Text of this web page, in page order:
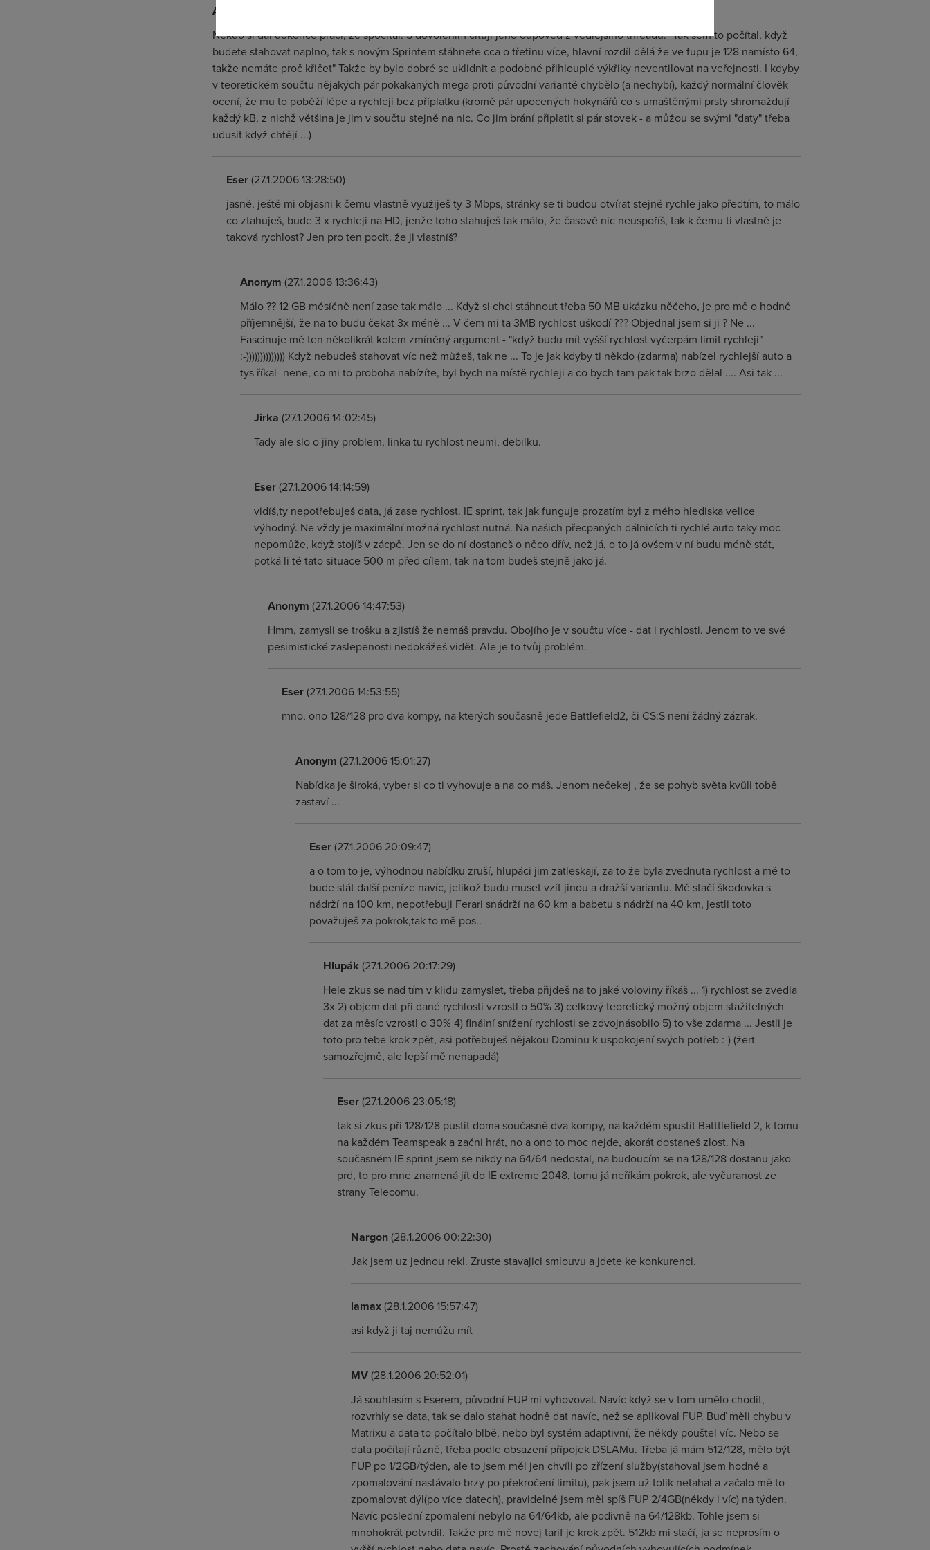
Anonym
Někdo si dal dokonce práci, že spočítal. S dovolením cituji jeho odpoved z vedlejšího threadu: "Tak sem to počítal, když
budete stahovat naplno, tak s novým Sprintem stáhnete cca o třetinu více, hlavní rozdíl dělá že ve fupu je 128 namísto 64,
takže nemáte proč křičet" Takže by bylo dobré se uklidnit a podobné přihlouplé výkřiky neventilovat na veřejnosti. I kdyby
v teoretickém součtu nějakých pár pokakaných mega proti původní variantě chybělo (a nechybí), každý normální člověk
ocení, že mu to poběží lépe a rychleji bez příplatku (kromě pár upocených hokynářů co s umaštěnými prsty shromaždují
každý kB, z nichž většina je jim v součtu stejně na nic. Co jim brání připlatit si pár stovek - a můžou se svými "daty" třeba
udusit když chtějí ...)
Eser(27.1.2006 13:28:50)
jasně, ještě mi objasni k čemu vlastně využiješ ty 3 Mbps, stránky se ti budou otvírat stejně rychle jako předtím, to málo
co ztahuješ, bude 3 x rychleji na HD, jenže toho stahuješ tak málo, že časově nic neuspoříš, tak k čemu ti vlastně je
taková rychlost? Jen pro ten pocit, že ji vlastníš?
Anonym (27.1.2006 13:36:43)
Málo ?? 12 GB měsíčně není zase tak málo ... Když si chci stáhnout třeba 50 MB ukázku něčeho, je pro mě o hodně
příjemnější, že na to budu čekat 3x méně ... V čem mi ta 3MB rychlost uškodí ??? Objednal jsem si ji ? Ne ...
Fascinuje mě ten několikrát kolem zmíněný argument - "když budu mít vyšší rychlost vyčerpám limit rychleji"
:-)))))))))))))) Když nebudeš stahovat víc než můžeš, tak ne ... To je jak kdyby ti někdo (zdarma) nabízel rychlejší auto a
tys říkal- nene, co mi to proboha nabízíte, byl bych na místě rychleji a co bych tam pak tak brzo dělal .... Asi tak ...
Jirka (27.1.2006 14:02:45)
Tady ale slo o jiny problem, linka tu rychlost neumi, debilku.
Eser(27.1.2006 14:14:59)
vidíš,ty nepotřebuješ data, já zase rychlost. IE sprint, tak jak funguje prozatím byl z mého hlediska velice
výhodný. Ne vždy je maximální možná rychlost nutná. Na našich přecpaných dálnicích ti rychlé auto taky moc
nepomůže, když stojíš v zácpě. Jen se do ní dostaneš o něco dřív, než já, o to já ovšem v ní budu méně stát,
potká li tě tato situace 500 m před cílem, tak na tom budeš stejně jako já.
Anonym (27.1.2006 14:47:53)
Hmm, zamysli se trošku a zjistíš že nemáš pravdu. Obojího je v součtu více - dat i rychlosti. Jenom to ve své
pesimistické zaslepenosti nedokážeš vidět. Ale je to tvůj problém.
Eser(27.1.2006 14:53:55)
mno, ono 128/128 pro dva kompy, na kterých současně jede Battlefield2, či CS:S není žádný zázrak.
Anonym (27.1.2006 15:01:27)
Nabídka je široká, vyber si co ti vyhovuje a na co máš. Jenom nečekej , že se pohyb světa kvůli tobě
zastaví ...
Eser(27.1.2006 20:09:47)
a o tom to je, výhodnou nabídku zruší, hlupáci jim zatleskají, za to že byla zvednuta rychlost a mě to
bude stát další peníze navíc, jelikož budu muset vzít jinou a dražší variantu. Mě stačí škodovka s
nádrží na 100 km, nepotřebuji Ferari snádrží na 60 km a babetu s nádrží na 40 km, jestli toto
považuješ za pokrok,tak to mě pos..
Hlupák (27.1.2006 20:17:29)
Hele zkus se nad tím v klidu zamyslet, třeba přijdeš na to jaké voloviny říkáš ... 1) rychlost se zvedla
3x 2) objem dat při dané rychlosti vzrostl o 50% 3) celkový teoretický možný objem stažitelných
dat za měsíc vzrostl o 30% 4) finální snížení rychlosti se zdvojnásobilo 5) to vše zdarma ... Jestli je
toto pro tebe krok zpět, asi potřebuješ nějakou Dominu k uspokojení svých potřeb :-) (žert
samozřejmě, ale lepší mě nenapadá)
Eser(27.1.2006 23:05:18)
tak si zkus při 128/128 pustit doma současně dva kompy, na každém spustit Batttlefield 2, k tomu
na každém Teamspeak a začni hrát, no a ono to moc nejde, akorát dostaneš zlost. Na
současném IE sprint jsem se nikdy na 64/64 nedostal, na budoucím se na 128/128 dostanu jako
prd, to pro mne znamená jít do IE extreme 2048, tomu já neříkám pokrok, ale vyčuranost ze
strany Telecomu.
Nargon(28.1.2006 00:22:30)
Jak jsem uz jednou rekl. Zruste stavajici smlouvu a jdete ke konkurenci.
lamax(28.1.2006 15:57:47)
asi když ji taj nemůžu mít
MV(28.1.2006 20:52:01)
Já souhlasím s Eserem, původní FUP mi vyhovoval. Navíc když se v tom umělo chodit,
rozvrhly se data, tak se dalo stahat hodně dat navíc, než se aplikoval FUP. Buď měli chybu v
Matrixu a data to počítalo blbě, nebo byl systém adaptivní, že někdy pouštel víc. Nebo se
data počítají různě, třeba podle obsazení přípojek DSLAMu. Třeba já mám 512/128, mělo být
FUP po 1/2GB/týden, ale to jsem měl jen chvíli po zřízení služby(stahoval jsem hodně a
zpomalování nastávalo brzy po překročení limitu), pak jsem už tolik netahal a začalo mě to
zpomalovat dýl(po více datech), pravidelně jsem měl spíš FUP 2/4GB(někdy i víc) na týden.
Navíc poslední zpomalení nebylo na 64/64kb, ale podivně na 64/128kb. Tohle jsem si
mnohokrát potvrdil. Takže pro mě novej tarif je krok zpět. 512kb mi stačí, ja se neprosím o